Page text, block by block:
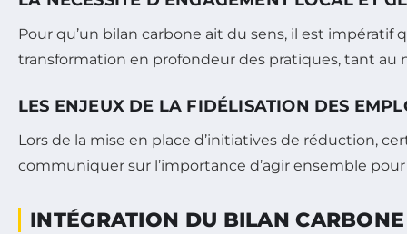
Pour qu’un bilan carbone ait du sens, il est
transformation en profondeur des pratiques, tant au
LES ENJEUX DE LA FIDÉLISATION DES
Lors de la mise en place d’initiatives de réduction,
communiquer sur l’importance d’agir ensemble
INTÉGRATION DU BILAN